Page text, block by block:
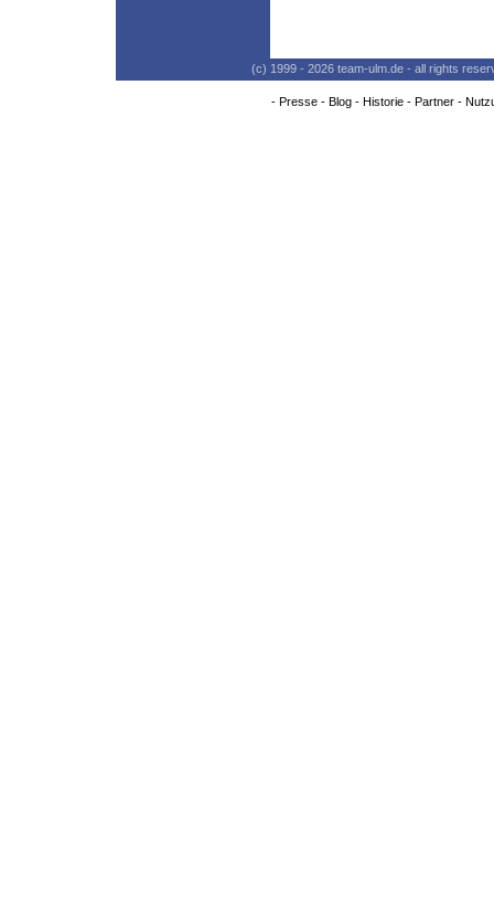
(c) 1999 - 2026 team-ulm.de - all rights
- Presse- Blog- Historie- Partner-